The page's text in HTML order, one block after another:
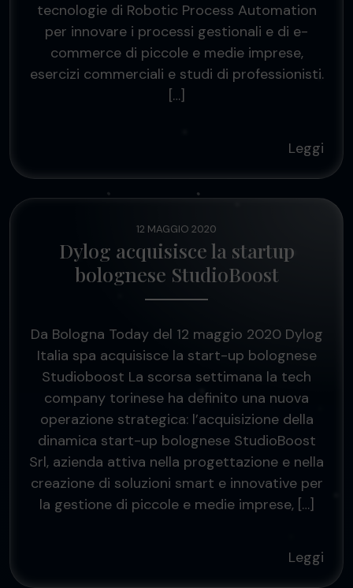
tecnologie di Robotic Process Automation
per innovare i processi gestionali e di e-
commerce di piccole e medie imprese,
esercizi commerciali e studi di professionisti.
[…]
Leggi
12 MAGGIO 2020
Dylog acquisisce la startup
bolognese StudioBoost
Da Bologna Today del 12 maggio 2020 Dylog
Italia spa acquisisce la start-up bolognese
Studioboost La scorsa settimana la tech
company torinese ha definito una nuova
operazione strategica: l’acquisizione della
dinamica start-up bolognese StudioBoost
Srl, azienda attiva nella progettazione e nella
creazione di soluzioni smart e innovative per
la gestione di piccole e medie imprese, […]
Leggi